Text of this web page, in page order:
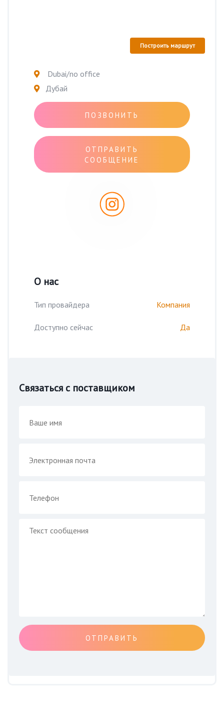
Построить маршрут
Dubai/no office
Дубай
ПОЗВОНИТЬ
ОТПРАВИТЬ
СООБЩЕНИЕ
О нас
Тип провайдера Компания
Доступно сейчас Да
Связаться с поставщиком
ОТПРАВИТЬ